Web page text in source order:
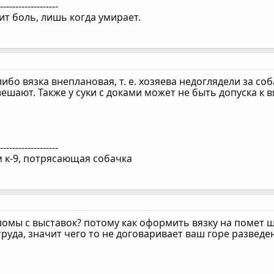
боль, лишь когда умирает.
вязка внеплановая, т. е. хозяева недоглядели за
Также у суки с доками может не быть допуска к
9, потрясающая собачка
с выставок? потому как оформить вязку на помет
значит чего то не договаривает ваш горе